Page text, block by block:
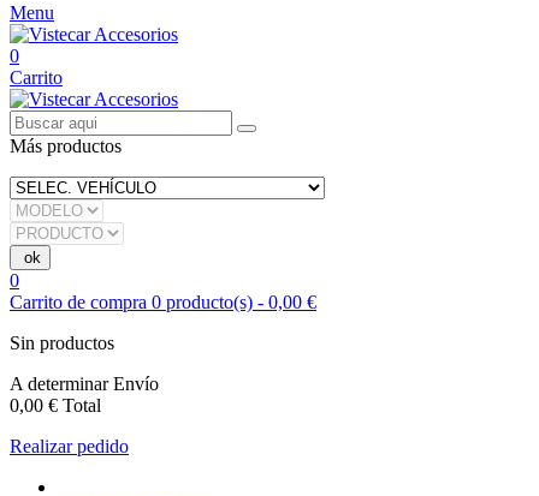
Menu
0
Carrito
Más productos
0
Carrito de compra 0 producto(s) - 0,00 €
Sin productos
A determinarEnvío
0,00 € Total
Realizar pedido